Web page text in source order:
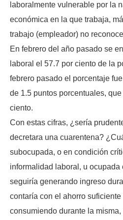
laboralmente vulnerable por la
económica en la que trabaja,
trabajo (empleador) no
En febrero del año pasado se
laboral el 57.7 por ciento de la
febrero pasado el porcentaje
de 1.5 puntos porcentuales,
ciento.
Con estas cifras, ¿sería
decretara una cuarentena?
subocupada, o en condición
informalidad laboral, u ocupada
seguiría generando ingreso
contaría con el ahorro
consumiendo durante la